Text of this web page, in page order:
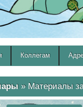
Коллегам
» Материалы